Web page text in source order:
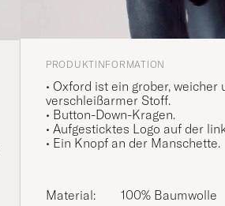
PRODUKTINFORMATION
• Oxford ist ein grober, weicher
verschleißarmer Stoff.
• Button-Down-Kragen.
• Aufgesticktes Logo auf der
• Ein Knopf an der Manschette.
Material: 100% Baumwolle